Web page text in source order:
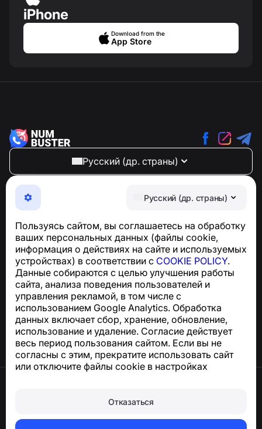
Русский (др. страны)
Пользуясь сайтом, вы соглашаетесь на обработку
ваших персональных данных (файлы cookie,
информация о действиях на сайте и используемых
устройствах) в соответствии с COOKIE POLICY.
Данные собираются с целью улучшения работы
сайта, анализа поведения пользователей и
управления рекламой, в том числе с
использованием Google Analytics. Обработка
данных включает сбор, хранение, обновление,
использование и удаление. Согласие действует
весь период пользования сайтом. Если вы не
согласны с этим, прекратите использовать сайт
или отключите файлы cookie в настройках
Отказаться
iPhone
Download from the
App Store
Русский (др. страны)
NumBuster © 2013—2026 ·
Максимально удобное приложение для защиты от
телефонных мошенников, спама и нежелательных
Для запросов по соблюдению GDPR:
support@numbuster.com
Центр поддержки
Новости и статьи
О проекте
Контакты